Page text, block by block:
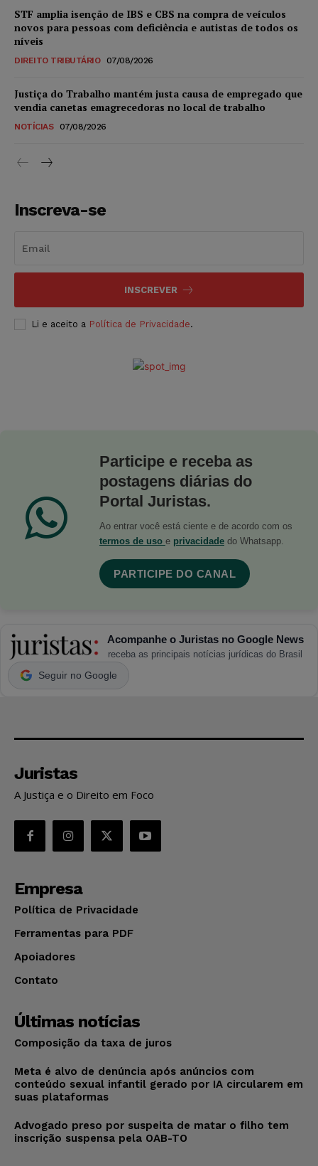
STF amplia isenção de IBS e CBS na compra de veículos
novos para pessoas com deficiência e autistas de todos os
níveis
DIREITO TRIBUTÁRIO 07/08/2026
Justiça do Trabalho mantém justa causa de empregado que
vendia canetas emagrecedoras no local de trabalho
NOTÍCIAS 07/08/2026
Inscreva-se
INSCREVER
Li e aceito a Política de Privacidade.
Participe e receba as
postagens diárias do
Portal Juristas.
Ao entrar você está ciente e de acordo com os
termos de uso e privacidade do Whatsapp.
PARTICIPE DO CANAL
Acompanhe o Juristas no Google News
receba as principais notícias jurídicas do Brasil
Seguir no Google
Juristas
A Justiça e o Direito em Foco
Empresa
Política de Privacidade
Ferramentas para PDF
Apoiadores
Contato
Últimas notícias
Composição da taxa de juros
Meta é alvo de denúncia após anúncios com
conteúdo sexual infantil gerado por IA circularem em
suas plataformas
Advogado preso por suspeita de matar o filho tem
inscrição suspensa pela OAB-TO